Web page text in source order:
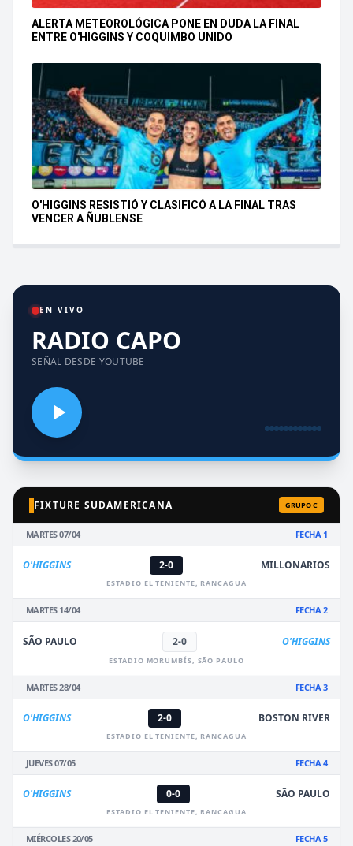
ALERTA METEOROLÓGICA PONE EN DUDA LA FINAL
ENTRE O'HIGGINS Y COQUIMBO UNIDO
O'HIGGINS RESISTIÓ Y CLASIFICÓ A LA FINAL TRAS
VENCER A ÑUBLENSE
EN VIVO
RADIO CAPO
SEÑAL DESDE YOUTUBE
FIXTURE SUDAMERICANA GRUPO C
MARTES 07/04 FECHA 1
O'HIGGINS 2-0 MILLONARIOS
ESTADIO EL TENIENTE, RANCAGUA
MARTES 14/04 FECHA 2
SÃO PAULO 2-0 O'HIGGINS
ESTADIO MORUMBÍS, SÃO PAULO
MARTES 28/04 FECHA 3
O'HIGGINS 2-0 BOSTON RIVER
ESTADIO EL TENIENTE, RANCAGUA
JUEVES 07/05 FECHA 4
O'HIGGINS 0-0 SÃO PAULO
ESTADIO EL TENIENTE, RANCAGUA
MIÉRCOLES 20/05 FECHA 5